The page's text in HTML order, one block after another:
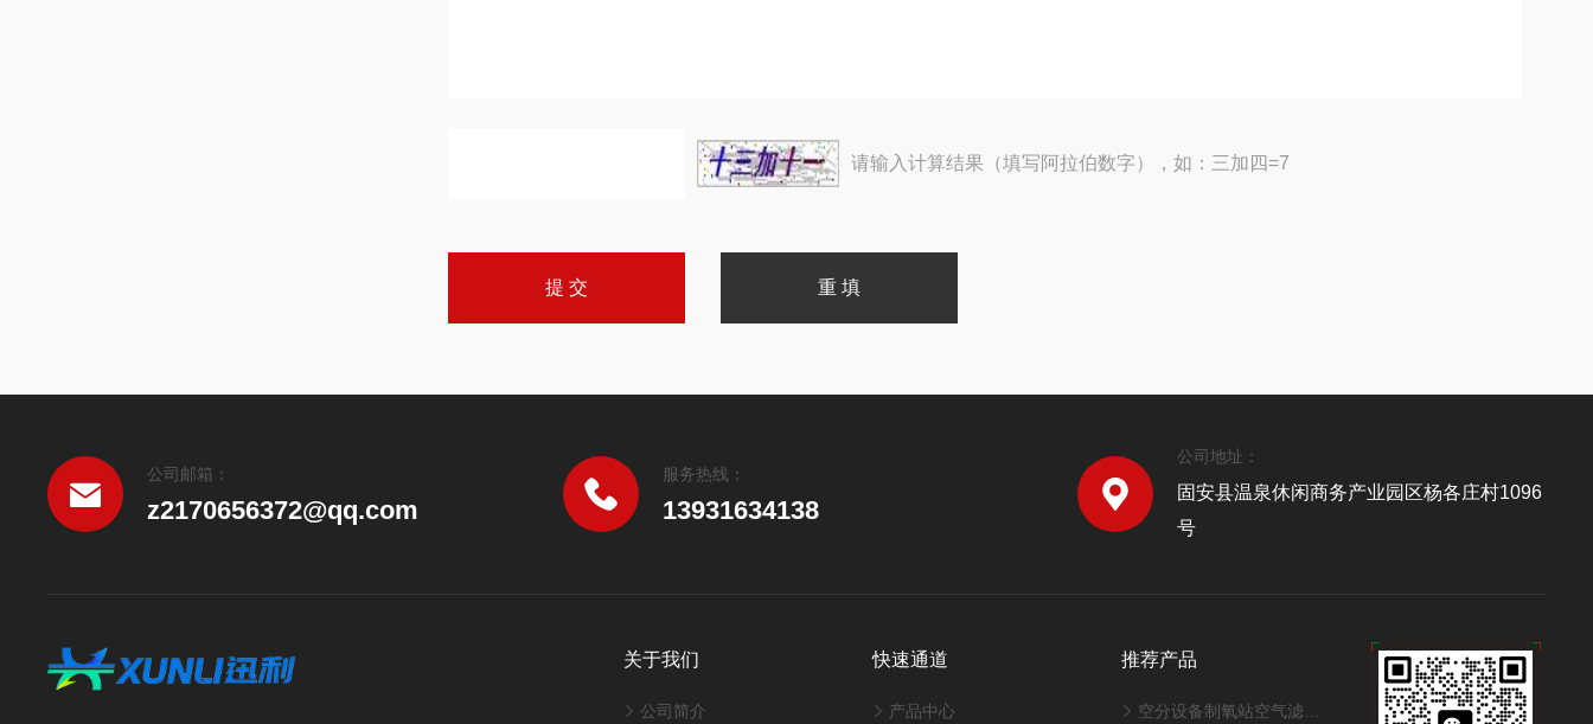
请输入计算结果（填写阿拉伯数字），如：三加四=7
公司邮箱：
z2170656372@qq.com
服务热线：
13931634138
公司地址：
固安县温泉休闲商务产业园区杨各庄村1096
号
关于我们
公司简介
快速通道
产品中心
推荐产品
空分设备制氧站空气滤筒320*1000mm